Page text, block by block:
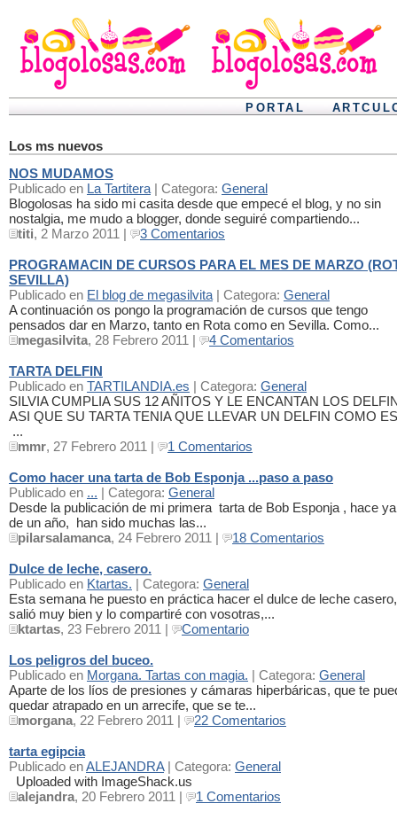
PORTAL
Los ms nuevos
NOS MUDAMOS
Publicado en La Tartitera | Categora: General
Blogolosas ha sido mi casita desde que empecé el blog, y no sin
nostalgia, me mudo a blogger, donde seguiré compartiendo...
titi, 2 Marzo 2011 | 3 Comentarios
PROGRAMACIN DE CURSOS PARA EL MES DE MARZO
SEVILLA)
Publicado en El blog de megasilvita | Categora: General
A continuación os pongo la programación de cursos que tengo
pensados dar en Marzo, tanto en Rota como en Sevilla. Como...
megasilvita, 28 Febrero 2011 | 4 Comentarios
TARTA DELFIN
Publicado en TARTILANDIA.es | Categora: General
SILVIA CUMPLIA SUS 12 AÑITOS Y LE ENCANTAN LOS
ASI QUE SU TARTA TENIA QUE LLEVAR UN DELFIN COMO
...
mmr, 27 Febrero 2011 | 1 Comentarios
Como hacer una tarta de Bob Esponja ...paso a paso
Publicado en ... | Categora: General
Desde la publicación de mi primera tarta de Bob Esponja , hace
de un año, han sido muchas las...
pilarsalamanca, 24 Febrero 2011 | 18 Comentarios
Dulce de leche, casero.
Publicado en Ktartas. | Categora: General
Esta semana he puesto en práctica hacer el dulce de leche
salió muy bien y lo compartiré con vosotras,...
ktartas, 23 Febrero 2011 | Comentario
Los peligros del buceo.
Publicado en Morgana. Tartas con magia. | Categora: General
Aparte de los líos de presiones y cámaras hiperbáricas, que te
quedar atrapado en un arrecife, que se te...
morgana, 22 Febrero 2011 | 22 Comentarios
tarta egipcia
Publicado enALEJANDRA| Categora: General
Uploaded with ImageShack.us
alejandra, 20 Febrero 2011 | 1 Comentarios